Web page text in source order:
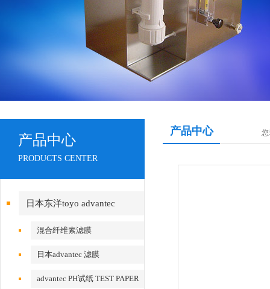
产品中心
PRODUCTS CENTER
日本东洋toyo advantec
混合纤维素滤膜
日本advantec 滤膜
advantec PH试纸 TEST PAPER
产品中心